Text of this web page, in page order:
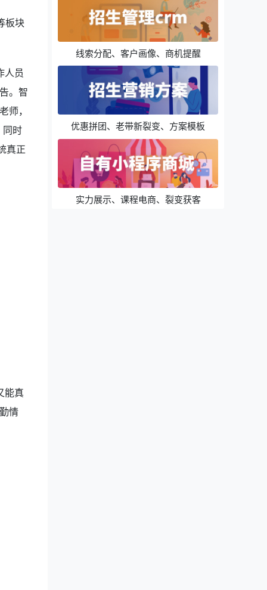
板块
人员
。智
师，
同时
真正
能真
情
线索分配、客户画像、商机提醒
优惠拼团、老带新裂变、方案模板
实力展示、课程电商、裂变获客